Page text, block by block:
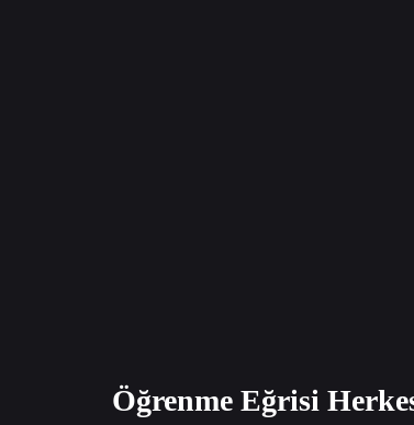
Öğrenme Eğrisi